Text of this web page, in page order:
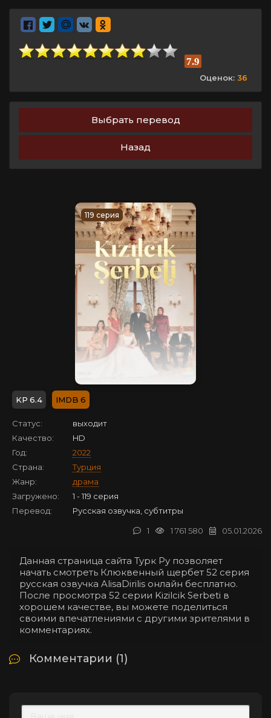
7.9
Оценок: 36
Выбрать перевод
Назад
119 серия
6.4 6
Статус:
выходит
Качество:
HD
Год:
2022
Страна:
Турция
Жанр:
драма
Загружено:
1 - 119 серия
Перевод:
Русская озвучка, субтитры
05.01.2026
1 761 580
1
Данная страница сайта Турк Ру позволяет
начать смотреть Клюквенный щербет 52 серия
русская озвучка AlisaDirilis онлайн бесплатно.
После просмотра 52 серии Kizilcik Serbeti в
хорошем качестве, вы можете поделиться
своими впечатлениями с другими зрителями в
комментариях.
Комментарии (1)